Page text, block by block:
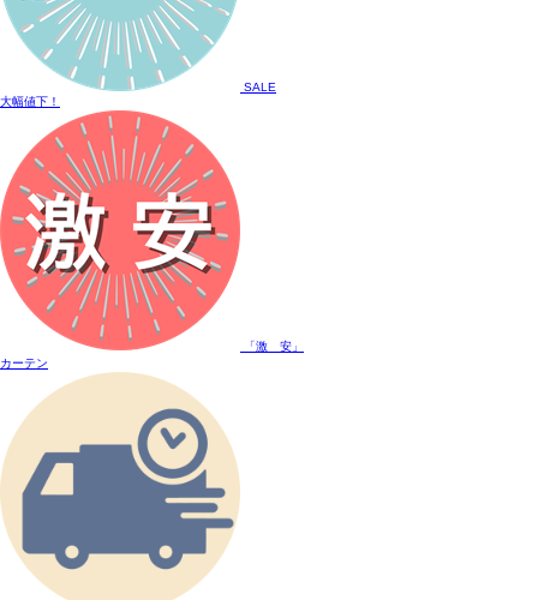
SALE
大幅値下！
「激 安」
カーテン